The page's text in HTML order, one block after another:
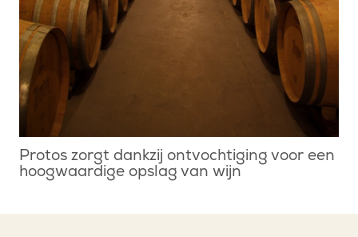
Protos zorgt dankzij ontvochtiging voor een
hoogwaardige opslag van wijn